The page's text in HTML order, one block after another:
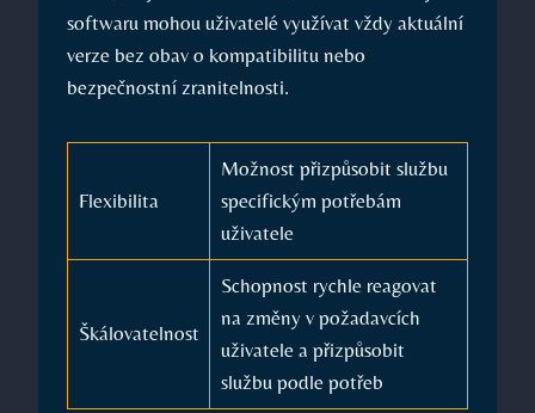
softwaru mohou uživatelé využívat vždy aktuální
verze bez obav o kompatibilitu nebo
bezpečnostní zranitelnosti.
Flexibilita
Možnost přizpůsobit službu
specifickým potřebám
uživatele
Škálovatelnost
Schopnost rychle reagovat
na změny v požadavcích
uživatele a přizpůsobit
službu podle potřeb